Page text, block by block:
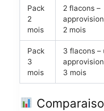
Pack
2
mois
2 flacons –
2 mois
Pack
3
mois
3 flacons –
3 mois